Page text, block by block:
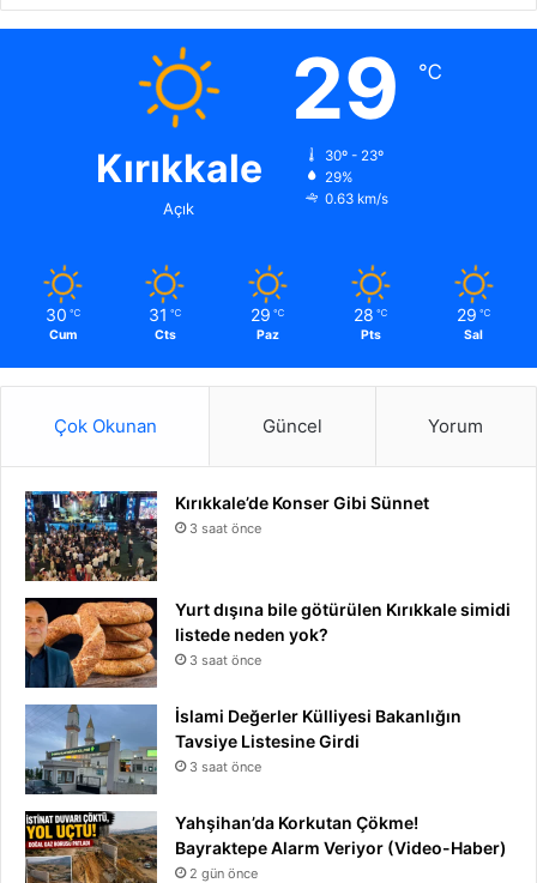
Kırıkkale
Açık
29 ℃
30º - 23º
29%
0.63 km/s
30 ℃
Cum
31 ℃
Cts
29 ℃
Paz
28 ℃
Pts
29 ℃
Sal
Çok Okunan Güncel Yorum
Kırıkkale’de Konser Gibi Sünnet
3 saat önce
Yurt dışına bile götürülen Kırıkkale simidi
listede neden yok?
3 saat önce
İslami Değerler Külliyesi Bakanlığın
Tavsiye Listesine Girdi
3 saat önce
Yahşihan’da Korkutan Çökme!
Bayraktepe Alarm Veriyor (Video-Haber)
2 gün önce